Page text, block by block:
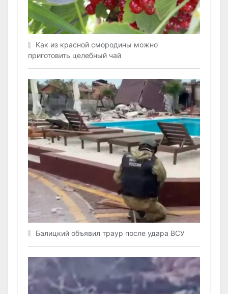
Как из красной смородины можно
приготовить целебный чай
Балицкий объявил траур после удара ВСУ